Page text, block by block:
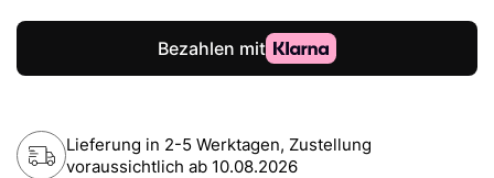
Lieferung in 2-5 Werktagen, Zustellung
voraussichtlich ab 10.08.2026